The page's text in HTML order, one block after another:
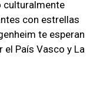
culturalmente
con estrellas
te esperan
el País Vasco y La